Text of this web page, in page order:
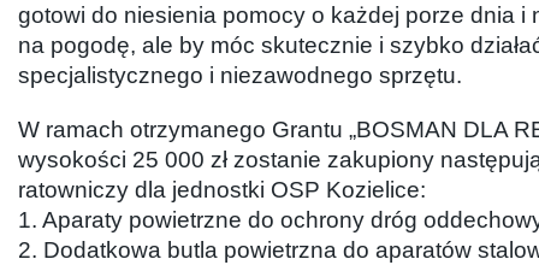
gotowi do niesienia pomocy o każdej porze dnia i
na pogodę, ale by móc skutecznie i szybko
specjalistycznego i niezawodnego sprzętu.
W ramach otrzymanego Grantu „BOSMAN DLA
wysokości 25 000 zł zostanie zakupiony
ratowniczy dla jednostki OSP Kozielice:
1. Aparaty powietrzne do ochrony dróg
2. Dodatkowa butla powietrzna do aparatów